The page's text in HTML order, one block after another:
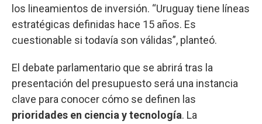
los lineamientos de inversión. “Uruguay tiene líneas
estratégicas definidas hace 15 años. Es
cuestionable si todavía son válidas”, planteó.
El debate parlamentario que se abrirá tras la
presentación del presupuesto será una instancia
clave para conocer cómo se definen las
prioridades en ciencia y tecnología. La